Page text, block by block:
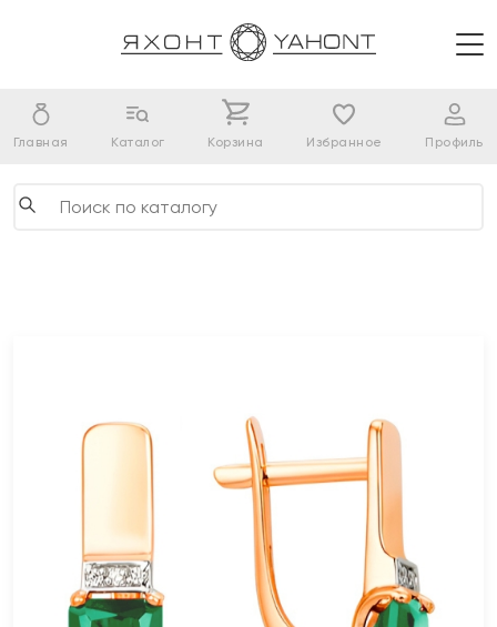
Главная Каталог Корзина Избранное Профиль